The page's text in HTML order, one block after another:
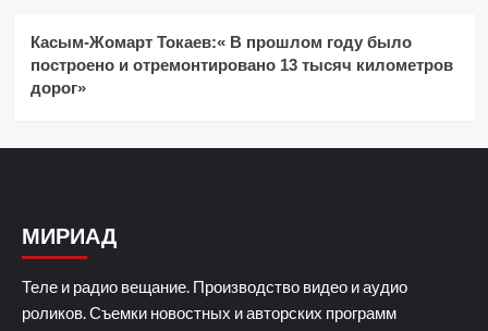
Касым-Жомарт Токаев:« В прошлом году было
построено и отремонтировано 13 тысяч километров
дорог»
МИРИАД
Теле и радио вещание. Производство видео и аудио
роликов. Съемки новостных и авторских программ